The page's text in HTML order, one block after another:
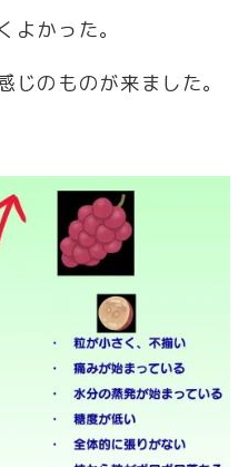
かった。
のものが来ました。